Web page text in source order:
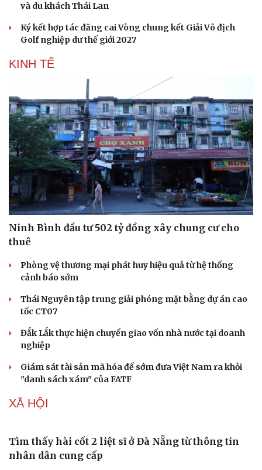
Sức khỏe
Dinh dưỡng - món ngon
Cây thuốc
Sản phụ khoa
Nhi khoa
Nam khoa
Làm đẹp - giảm cân
Phòng mạch online
Ăn sạch sống khỏe
Đời sống
Nhà đẹp
Blog
Tình yêu - Gia đình
và du khách Thái Lan
Ký kết hợp tác đăng cai Vòng chung kết Giải Vô địch
Golf nghiệp dư thế giới 2027
KINH TẾ
Ninh Bình đầu tư 502 tỷ đồng xây chung cư cho
thuê
Phòng vệ thương mại phát huy hiệu quả từ hệ thống
cảnh báo sớm
Thái Nguyên tập trung giải phóng mặt bằng dự án cao
tốc CT07
Đắk Lắk thực hiện chuyển giao vốn nhà nước tại doanh
nghiệp
Giám sát tài sản mã hóa để sớm đưa Việt Nam ra khỏi
"danh sách xám" của FATF
XÃ HỘI